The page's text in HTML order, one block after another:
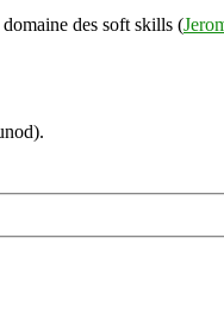
des soft skills (